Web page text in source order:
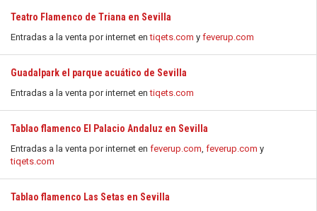
Teatro Flamenco de Triana en Sevilla
Entradas a la venta por internet entiqets.com y feverup.com
Guadalpark el parque acuático de Sevilla
Entradas a la venta por internet entiqets.com
Tablao flamenco El Palacio Andaluz en Sevilla
Entradas a la venta por internet en feverup.com, feverup.com y
tiqets.com
Tablao flamenco Las Setas en Sevilla